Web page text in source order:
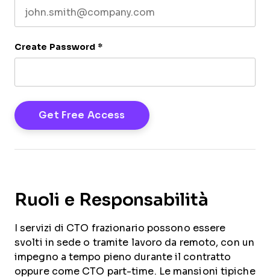
Create Password *
Ruoli e Responsabilità
I servizi di CTO frazionario possono essere
svolti in sede o tramite lavoro da remoto, con un
impegno a tempo pieno durante il contratto
oppure come CTO part-time. Le mansioni tipiche